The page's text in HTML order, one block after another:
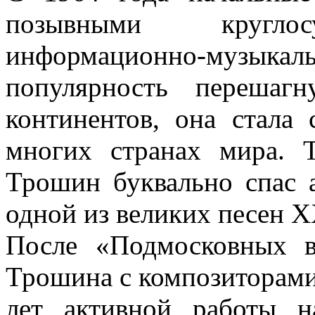
позывными
информационно-
популярность
континентов, она
многих странах мира.
Трошин буквально спас
одной из великих песен
После «Подмосковных
Трошина с
лет активной работы